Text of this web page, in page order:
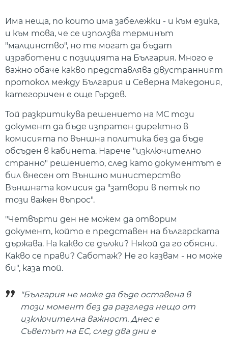
Има неща, по които има забележки - и към езика,
и към това, че се използва терминът
"малцинство", но те могат да бъдат
изработени с позицията на България. Много е
важно обаче какво представлява двустранният
протокол между България и Северна Македония,
категоричен е още Гърдев.
Той разкритикува решението на МС този
документ да бъде изпратен директно в
комисията по външна политика без да бъде
обсъден в кабинета. Нарече "изключително
странно" решението, след като документът е
бил внесен от Външно министерство
Външната комисия да "затвори в петък по
този важен въпрос".
"Четвърти ден не можем да отворим
документ, който е представен на българската
държава. На какво се дължи? Някой да го обясни.
Какво се прави? Саботаж? Не го казвам - но може
би", каза той.
"България не може да бъде оставена в
този момент без да разгледа нещо от
изключителна важност. Днес е
Съветът на ЕС, след два дни е